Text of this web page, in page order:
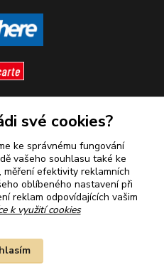
nás
bezpečně
své cookies?
ke správnému fungování
vašeho souhlasu také ke
efektivity reklamních
oblíbeného nastavení při
reklam odpovídajících vašim
k využití cookies